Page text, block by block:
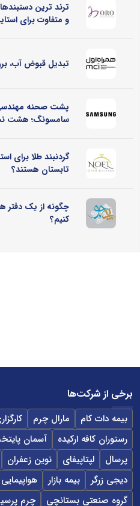
ترند ترین
و متفاوت برای
تبدیل قبوض آب،
سامسونگ؛ هشت
گردنبند طلا برای
تابستان هستند؟
چگونه از یک دفتر
کنیم؟
برخی از شرکت‌ها
بیمه دات کام مارال چرم
رستوران کافه ارکیده
آسمان
پرسال
لپتاپیفای نوین زعفران
دیجی زرگر
بیمه بازار
گروه صنعتی بستانچی
چرم